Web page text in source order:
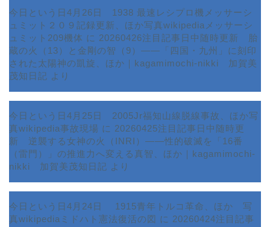
今日という日4月26日 1938 最速レシプロ機メッサーシ
ュミット２０９記録更新、ほか写真wikipediaメッサーシ
ュミット209機体 に 20260426注目記事日中随時更新 胎
蔵の火（13）と金剛の智（9）――「四国・九州」に刻印
された太陽神の凱旋、ほか｜kagamimochi-nikki 加賀美
茂知日記 より
今日という日4月25日 2005Jr福知山線脱線事故、ほか写
真wikipedia事故現場 に 20260425注目記事日中随時更
新 逆襲する女神の火（INRI）――性的破滅を「16番
（雷門）」の推進力へ変える真智、ほか｜kagamimochi-
nikki 加賀美茂知日記 より
今日という日4月24日 1915青年トルコ革命、ほか 写
真wikipediaミドハト憲法復活の図 に 20260424注目記事
ホーム
サービス